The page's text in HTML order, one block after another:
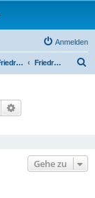
Anmelden
Friedrichshain-Kreuzberg Friedrichshain
Suche
Gehe zu